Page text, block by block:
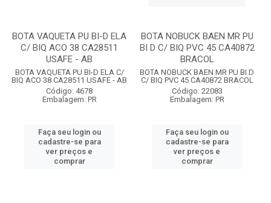
BOTA VAQUETA PU BI-D ELA
C/ BIQ ACO 38 CA28511
USAFE - AB
BOTA VAQUETA PU BI-D ELA C/
BIQ ACO 38 CA28511 USAFE - AB
Código: 4678
Embalagem: PR
Faça seu login ou
cadastre-se para
ver preços e
comprar
BOTA NOBUCK BAEN MR PU
BI D C/ BIQ PVC 45 CA40872
BRACOL
BOTA NOBUCK BAEN MR PU BI D
C/ BIQ PVC 45 CA40872 BRACOL
Código: 22083
Embalagem: PR
Faça seu login ou
cadastre-se para
ver preços e
comprar